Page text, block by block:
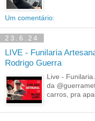
Um comentário:
23.6.24
LIVE - Funilaria
Rodrigo Guerra
Live -
da
carros, pra